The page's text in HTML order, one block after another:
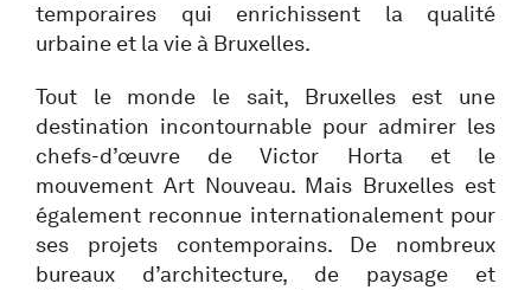
temporaires qui enrichissent la qualité
urbaine et la vie à Bruxelles.
Tout le monde le sait, Bruxelles est une
destination incontournable pour admirer les
chefs-d’œuvre de Victor Horta et le
mouvement Art Nouveau. Mais Bruxelles est
également reconnue internationalement pour
ses projets contemporains. De nombreux
bureaux d’architecture, de paysage et